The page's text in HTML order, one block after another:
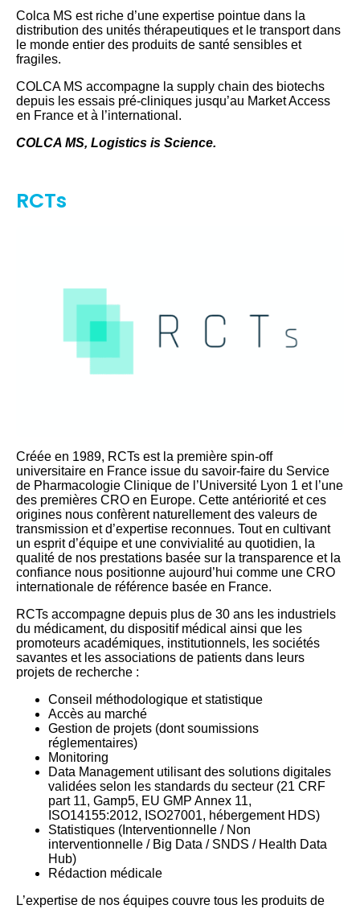
Colca MS est riche d’une expertise pointue dans la
distribution des unités thérapeutiques et le transport dans
le monde entier des produits de santé sensibles et
fragiles.
COLCA MS accompagne la supply chain des biotechs
depuis les essais pré-cliniques jusqu’au Market Access
en France et à l’international.
COLCA MS, Logistics is Science.
RCTs
Créée en 1989, RCTs est la première spin-off
universitaire en France issue du savoir-faire du Service
de Pharmacologie Clinique de l’Université Lyon 1 et l’une
des premières CRO en Europe. Cette antériorité et ces
origines nous confèrent naturellement des valeurs de
transmission et d’expertise reconnues. Tout en cultivant
un esprit d’équipe et une convivialité au quotidien, la
qualité de nos prestations basée sur la transparence et la
confiance nous positionne aujourd’hui comme une CRO
internationale de référence basée en France.
RCTs accompagne depuis plus de 30 ans les industriels
du médicament, du dispositif médical ainsi que les
promoteurs académiques, institutionnels, les sociétés
savantes et les associations de patients dans leurs
projets de recherche :
Conseil méthodologique et statistique
Accès au marché
Gestion de projets (dont soumissions
réglementaires)
Monitoring
Data Management utilisant des solutions digitales
validées selon les standards du secteur (21 CRF
part 11, Gamp5, EU GMP Annex 11,
ISO14155:2012, ISO27001, hébergement HDS)
Statistiques (Interventionnelle / Non
interventionnelle / Big Data / SNDS / Health Data
Hub)
Rédaction médicale
L’expertise de nos équipes couvre tous les produits de